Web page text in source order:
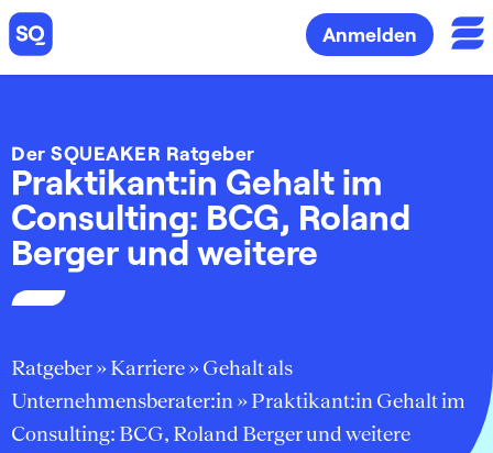
Anmelden
Der SQUEAKER Ratgeber
Praktikant:in Gehalt im
Consulting: BCG, Roland
Berger und weitere
Ratgeber»Karriere»Gehalt als
Unternehmensberater:in »Praktikant:in Gehalt im
Consulting: BCG, Roland Berger und weitere